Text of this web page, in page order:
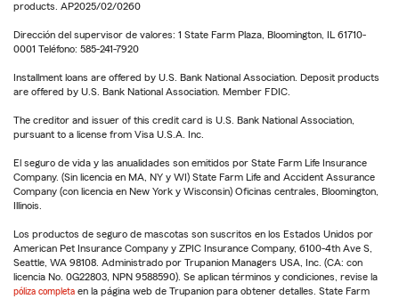
products. AP2025/02/0260
Dirección del supervisor de valores: 1 State Farm Plaza, Bloomington, IL 61710-
0001 Teléfono: 585-241-7920
Installment loans are offered by U.S. Bank National Association. Deposit products
are offered by U.S. Bank National Association. Member FDIC.
The creditor and issuer of this credit card is U.S. Bank National Association,
pursuant to a license from Visa U.S.A. Inc.
El seguro de vida y las anualidades son emitidos por State Farm Life Insurance
Company. (Sin licencia en MA, NY y WI) State Farm Life and Accident Assurance
Company (con licencia en New York y Wisconsin) Oficinas centrales, Bloomington,
Illinois.
Los productos de seguro de mascotas son suscritos en los Estados Unidos por
American Pet Insurance Company y ZPIC Insurance Company, 6100-4th Ave S,
Seattle, WA 98108. Administrado por Trupanion Managers USA, Inc. (CA: con
licencia No. 0G22803, NPN 9588590). Se aplican términos y condiciones, revise la
póliza completa en la página web de Trupanion para obtener detalles. State Farm